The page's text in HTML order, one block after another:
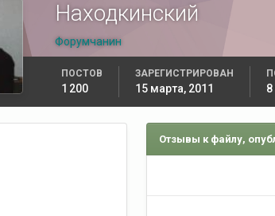
Находкинский
Форумчанин
ПОСТОВ
1 200
ЗАРЕГИСТРИРОВАН
15 марта, 2011
Отзывы к файлу,